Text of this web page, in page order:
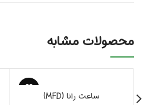
محصولات مشابه
ساعت رانا (MFD)